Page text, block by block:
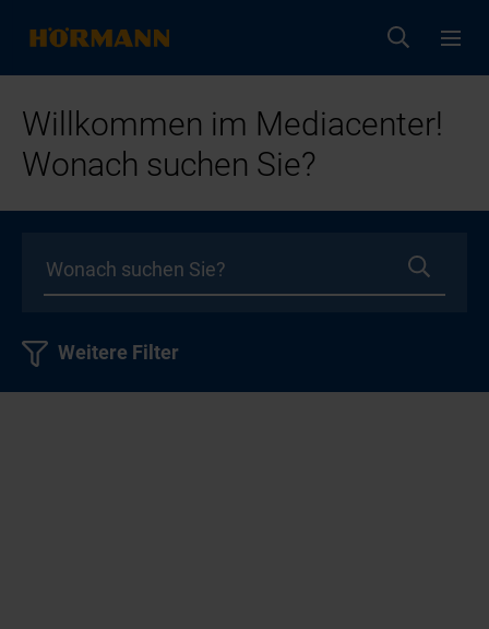
Willkommen im Mediacenter!
Wonach suchen Sie?
Weitere Filter